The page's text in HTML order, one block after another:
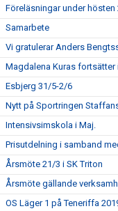
Föreläsningar under hösten
Samarbete
Vi gratulerar Anders
Magdalena Kuras fortsätter
Esbjerg 31/5-2/6
Nytt på Sportringen
Intensivsimskola i Maj.
Prisutdelning i samband
Årsmöte 21/3 i SK Triton
Årsmöte gällande
OS Läger 1 på Teneriffa